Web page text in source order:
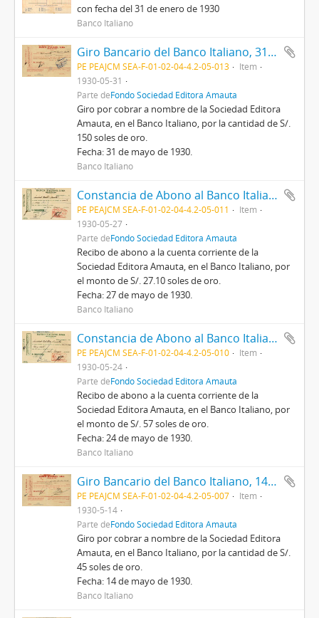
con fecha del 31 de enero de 1930
Banco Italiano
Giro Bancario del Banco Italiano, 31/5/1930
PE PEAJCM SEA-F-01-02-04-4.2-05-013
Item
1930-05-31
Parte deFondo Sociedad Editora Amauta
Giro por cobrar a nombre de la Sociedad Editora
Amauta, en el Banco Italiano, por la cantidad de S/.
150 soles de oro.
Fecha: 31 de mayo de 1930.
Banco Italiano
Constancia de Abono al Banco Italiano de Lima, 27/05/1930
PE PEAJCM SEA-F-01-02-04-4.2-05-011
Item
1930-05-27
Parte deFondo Sociedad Editora Amauta
Recibo de abono a la cuenta corriente de la
Sociedad Editora Amauta, en el Banco Italiano, por
el monto de S/. 27.10 soles de oro.
Fecha: 27 de mayo de 1930.
Banco Italiano
Constancia de Abono al Banco Italiano de Lima, 24/5/1930
PE PEAJCM SEA-F-01-02-04-4.2-05-010
Item
1930-05-24
Parte deFondo Sociedad Editora Amauta
Recibo de abono a la cuenta corriente de la
Sociedad Editora Amauta, en el Banco Italiano, por
el monto de S/. 57 soles de oro.
Fecha: 24 de mayo de 1930.
Banco Italiano
Giro Bancario del Banco Italiano, 14/5/1930
PE PEAJCM SEA-F-01-02-04-4.2-05-007
Item
1930-5-14
Parte deFondo Sociedad Editora Amauta
Giro por cobrar a nombre de la Sociedad Editora
Amauta, en el Banco Italiano, por la cantidad de S/.
45 soles de oro.
Fecha: 14 de mayo de 1930.
Banco Italiano